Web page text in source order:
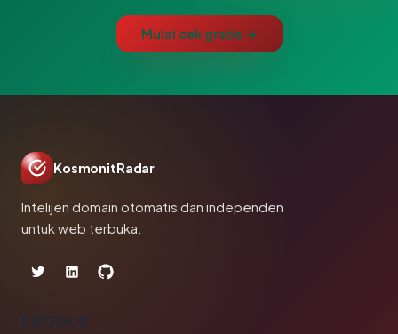
Mulai cek gratis →
KosmonitRadar
Intelijen domain otomatis dan independen
untuk web terbuka.
PRODUK